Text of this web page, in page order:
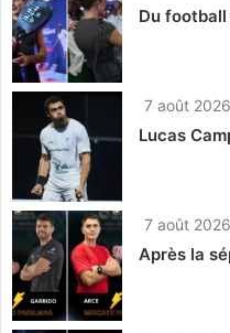
Du
7 août 2026
Lucas
7 août 2026
Après la